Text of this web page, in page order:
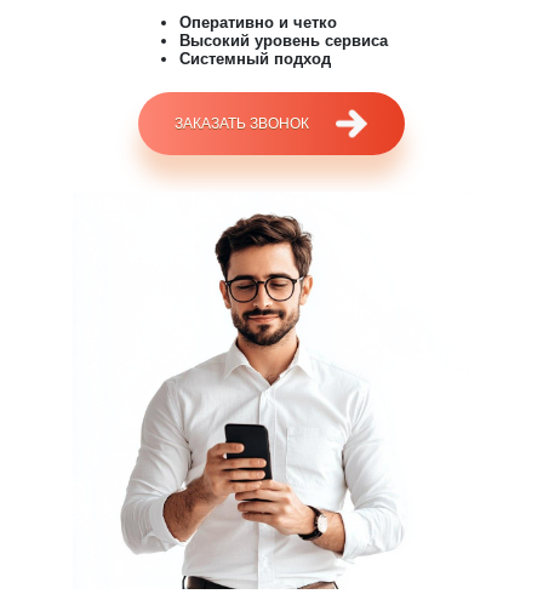
Оперативно и четко
Высокий уровень сервиса
Системный подход
ЗАКАЗАТЬ ЗВОНОК